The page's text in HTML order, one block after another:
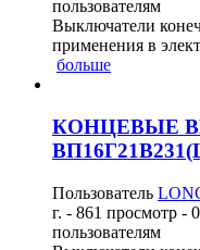
пользователям
Выключатели
применения в
больше
КОНЦЕВЫЕ
Пользователь
г. - 861 просмотр -
пользователям